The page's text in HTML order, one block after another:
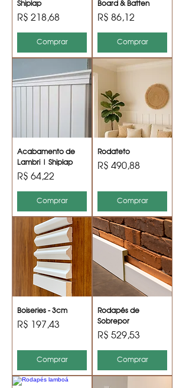
Shiplap
Preço
R$ 218,68
Comprar
Board & Batten
Preço
R$ 86,12
Comprar
Acabamento de
Lambri | Shiplap
Preço
R$ 64,22
Comprar
Rodateto
Preço
R$ 490,88
Comprar
Boiseries - 3cm
Preço
R$ 197,43
Comprar
Rodapés de
Sobrepor
Preço
R$ 529,53
Comprar